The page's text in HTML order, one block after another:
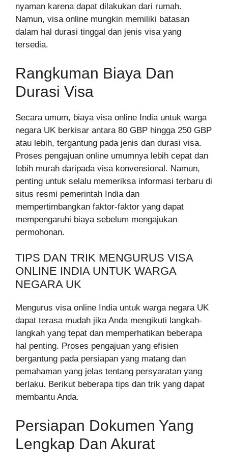
nyaman karena dapat dilakukan dari rumah.
Namun, visa online mungkin memiliki batasan
dalam hal durasi tinggal dan jenis visa yang
tersedia.
Rangkuman Biaya Dan
Durasi Visa
Secara umum, biaya visa online India untuk warga
negara UK berkisar antara 80 GBP hingga 250 GBP
atau lebih, tergantung pada jenis dan durasi visa.
Proses pengajuan online umumnya lebih cepat dan
lebih murah daripada visa konvensional. Namun,
penting untuk selalu memeriksa informasi terbaru di
situs resmi pemerintah India dan
mempertimbangkan faktor-faktor yang dapat
mempengaruhi biaya sebelum mengajukan
permohonan.
TIPS DAN TRIK MENGURUS VISA
ONLINE INDIA UNTUK WARGA
NEGARA UK
Mengurus visa online India untuk warga negara UK
dapat terasa mudah jika Anda mengikuti langkah-
langkah yang tepat dan memperhatikan beberapa
hal penting. Proses pengajuan yang efisien
bergantung pada persiapan yang matang dan
pemahaman yang jelas tentang persyaratan yang
berlaku. Berikut beberapa tips dan trik yang dapat
membantu Anda.
Persiapan Dokumen Yang
Lengkap Dan Akurat